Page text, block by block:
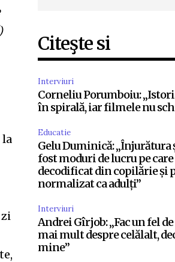
la
Citeşte si
Interviuri
Corneliu Porumboiu:
în spirală, iar filmele nu
Educatie
Gelu Duminică: „Înjurătura
fost moduri de lucru pe
decodificat din copilărie și
normalizat ca adulți”
Interviuri
Andrei Gîrjob: „Fac un fel
mai mult despre celălalt,
mine”